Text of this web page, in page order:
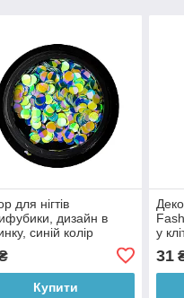
для нігтів
дизайн в
синій колір
Купити
у
31